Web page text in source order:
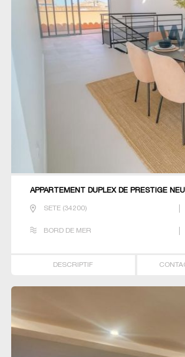
APPARTEMENT DUPLEX DE PRESTIGE
SETE(34200)
BORD DE MER
DESCRIPTIF